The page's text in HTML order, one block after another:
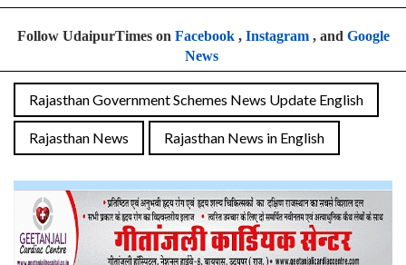
Follow UdaipurTimes on Facebook, Instagram, and Google
News
Rajasthan Government Schemes News Update English
Rajasthan News Rajasthan News in English